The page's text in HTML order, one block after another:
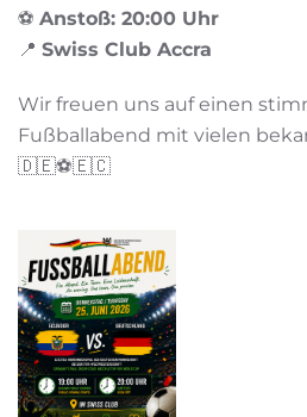
⚽ Anstoß: 20:00 Uhr
📍 Swiss Club Accra
Wir freuen uns auf einen
Fußballabend mit vielen
🇩🇪⚽🇪🇨